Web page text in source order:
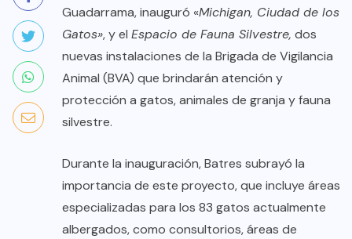
Guadarrama, inauguró «Michigan, Ciudad de los
Gatos», y el Espacio de Fauna Silvestre, dos
nuevas instalaciones de la Brigada de Vigilancia
Animal (BVA) que brindarán atención y
protección a gatos, animales de granja y fauna
silvestre.
Durante la inauguración, Batres subrayó la
importancia de este proyecto, que incluye áreas
especializadas para los 83 gatos actualmente
albergados, como consultorios, áreas de